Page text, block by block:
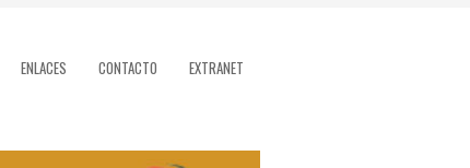
ENLACES CONTACTO EXTRANET